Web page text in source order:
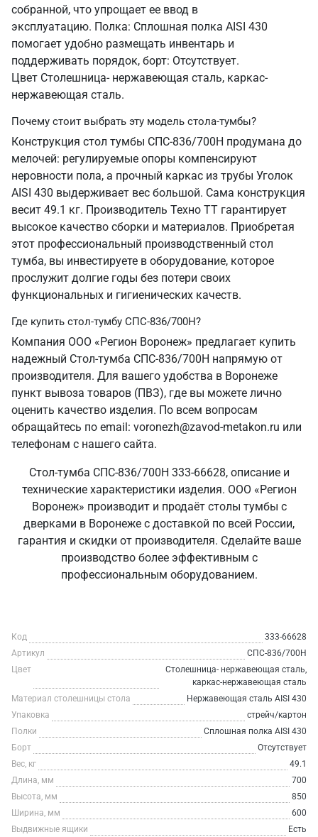
собранной, что упрощает ее ввод в
эксплуатацию. Полка: Сплошная полка AISI 430
помогает удобно размещать инвентарь и
поддерживать порядок, борт: Отсутствует.
Цвет Столешница- нержавеющая сталь, каркас-
нержавеющая сталь.
Почему стоит выбрать эту модель стола-тумбы?
Конструкция стол тумбы СПС-836/700Н продумана до
мелочей: регулируемые опоры компенсируют
неровности пола, а прочный каркас из трубы Уголок
AISI 430 выдерживает вес большой. Сама конструкция
весит 49.1 кг. Производитель Техно ТТ гарантирует
высокое качество сборки и материалов. Приобретая
этот профессиональный производственный стол
тумба, вы инвестируете в оборудование, которое
прослужит долгие годы без потери своих
функциональных и гигиенических качеств.
Где купить стол-тумбу СПС-836/700Н?
Компания ООО «Регион Воронеж» предлагает купить
надежный Стол-тумба СПС-836/700Н напрямую от
производителя. Для вашего удобства в Воронеже
пункт вывоза товаров (ПВЗ), где вы можете лично
оценить качество изделия. По всем вопросам
обращайтесь по email: voronezh@zavod-metakon.ru или
телефонам с нашего сайта.
Стол-тумба СПС-836/700Н 333-66628, описание и
технические характеристики изделия. ООО «Регион
Воронеж» производит и продаёт столы тумбы с
дверками в Воронеже с доставкой по всей России,
гарантия и скидки от производителя. Сделайте ваше
производство более эффективным с
профессиональным оборудованием.
Код
333-66628
Артикул
СПС-836/700Н
Цвет
Столешница- нержавеющая сталь,
каркас-нержавеющая сталь
Материал столешницы стола
Нержавеющая сталь AISI 430
Упаковка
стрейч/картон
Полки
Сплошная полка AISI 430
Борт
Отсутствует
Вес, кг
49.1
Длина, мм
700
Высота, мм
850
Ширина, мм
600
Выдвижные ящики
Есть